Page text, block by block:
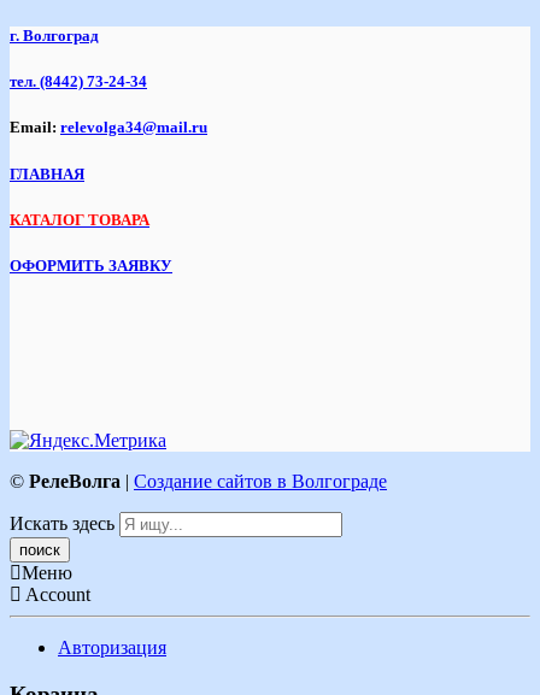
г. Волгоград
тел. (8442) 73-24-34
Email: relevolga34@mail.ru
ГЛАВНАЯ
КАТАЛОГ ТОВАРА
ОФОРМИТЬ ЗАЯВКУ
© РелеВолга | Создание сайтов в Волгограде
Искать здесь
Меню
Account
Авторизация